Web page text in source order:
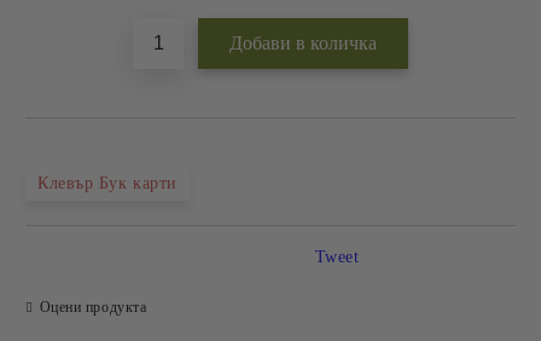
Клевър Бук карти
Оцени продукта
Tweet